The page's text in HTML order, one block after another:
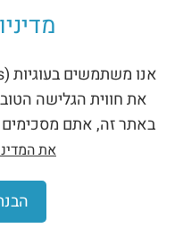
את חווית הגלישה
באתר זה, אתם מסכימים
את
שמרו על קשר
כתובת: רח' הפרדס א.ת לב
טלפון: 073-8014473
שעות פעילות: ימים א' - ה' 8:00 - 17:00
הצהרת נגישות